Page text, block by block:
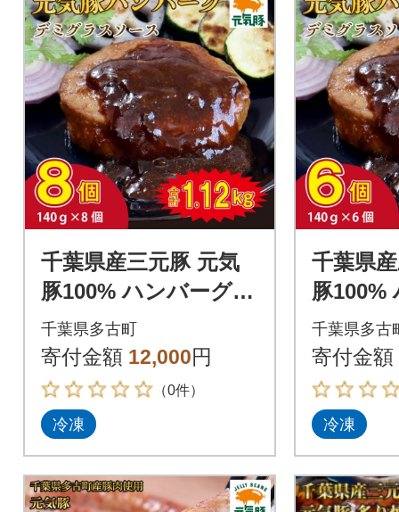
千葉県産三元豚 元気
豚100% ハンバーグ 1
40g×8個
千葉県多古町
寄付金額 12,000円
（0件）
冷凍
千葉県
豚100%
40g×6個
千葉県多古
寄付金額
冷凍